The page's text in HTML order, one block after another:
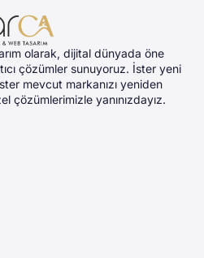
olarak, dijital dünyada öne
çözümler sunuyoruz. İster yeni
mevcut markanızı yeniden
çözümlerimizle yanınızdayız.